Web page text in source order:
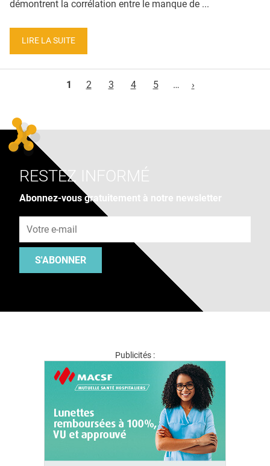
démontrent la corrélation entre le manque de ...
LIRE LA SUITE
1
2 3 4 5 … ›
RESTEZ INFORMÉ
Abonnez-vous gratuitement à notre newsletter
S'ABONNER
Publicités :